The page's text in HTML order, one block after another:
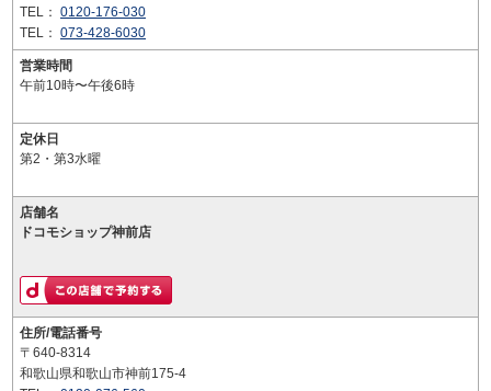
TEL： 0120-176-030
TEL： 073-428-6030
営業時間
午前10時〜午後6時
定休日
第2・第3水曜
店舗名
ドコモショップ神前店
住所/電話番号
〒640-8314
和歌山県和歌山市神前175-4